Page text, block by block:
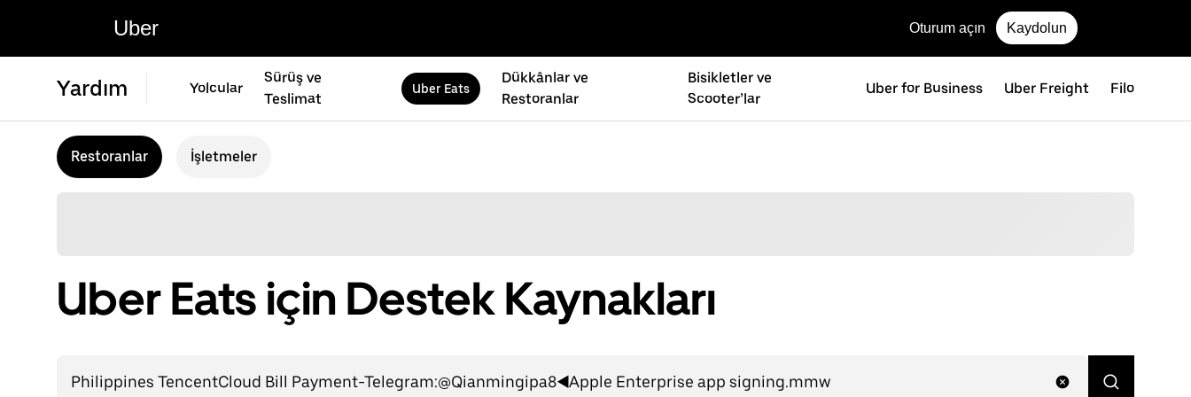
Uber Oturum açın Kaydolun
Yardım Yolcular
Sürüş ve
Teslimat
Uber Eats
Dükkânlar ve
Restoranlar
Bisikletler ve
Scooter’lar
Uber for Business Uber Freight Filo
Restoranlar İşletmeler
Uber Eats için Destek Kaynakları